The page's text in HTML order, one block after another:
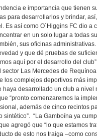
e importancia que tienen
para desarrollarlos y brindar,
Es así como O´Higgins FC dio a
en un solo lugar a todas
sus oficinas administrativas.
y que dé pruebas de
aquí por el desarrollo del
sector Las Mercedes de
los complejos deportivos más
haya desarrollado un club a
“pronto comenzaremos la
además de cinco recintos
sintético”. “La Gamboína ya
agregó que “lo que estamos
de esto nos traiga –como